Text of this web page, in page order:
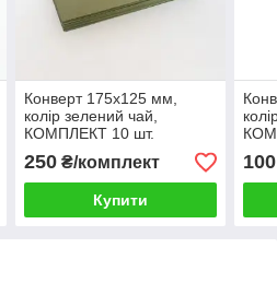
Конверт 175x125 мм,
колір зелений чай,
КОМПЛЕКТ 10 шт.
250₴/комплект
Купити
100